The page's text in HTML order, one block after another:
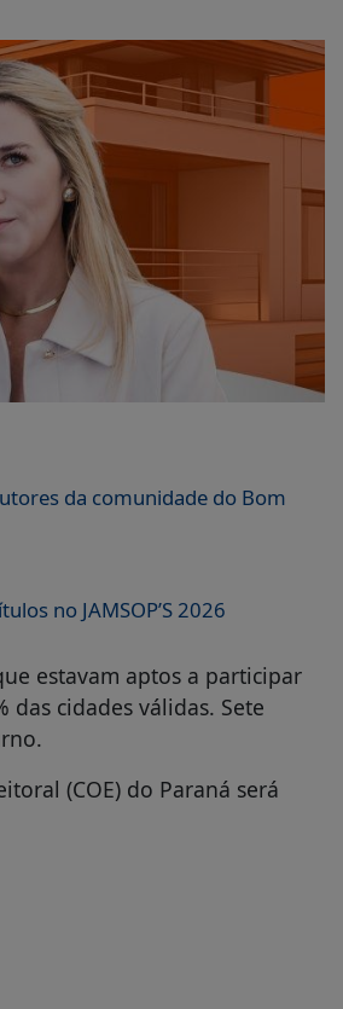
da comunidade do Bom
no JAMSOP’S 2026
estavam aptos a participar
das cidades válidas. Sete
(COE) do Paraná será